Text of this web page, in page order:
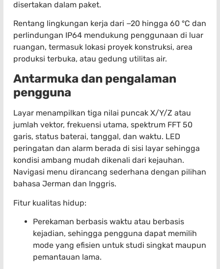
disertakan dalam paket.
Rentang lingkungan kerja dari −20 hingga 60 °C dan
perlindungan IP64 mendukung penggunaan di luar
ruangan, termasuk lokasi proyek konstruksi, area
produksi terbuka, atau gedung utilitas air.
Antarmuka dan pengalaman
pengguna
Layar menampilkan tiga nilai puncak X/Y/Z atau
jumlah vektor, frekuensi utama, spektrum FFT 50
garis, status baterai, tanggal, dan waktu. LED
peringatan dan alarm berada di sisi layar sehingga
kondisi ambang mudah dikenali dari kejauhan.
Navigasi menu dirancang sederhana dengan pilihan
bahasa Jerman dan Inggris.
Fitur kualitas hidup:
Perekaman berbasis waktu atau berbasis
kejadian, sehingga pengguna dapat memilih
mode yang efisien untuk studi singkat maupun
pemantauan lama.